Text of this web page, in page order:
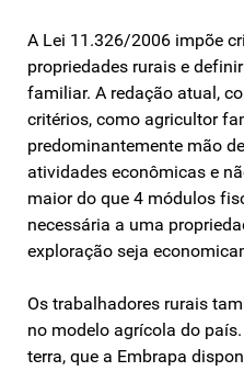
A Lei 11.326/2006 impõe
propriedades rurais e
familiar. A redação atual,
critérios, como agricultor
predominantemente mão
atividades econômicas e
maior do que 4 módulos
necessária a uma
exploração seja
Os trabalhadores rurais
no modelo agrícola do
terra, que a Embrapa